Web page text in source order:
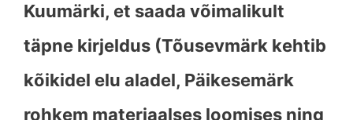
Kuumärki, et saada võimalikult
täpne kirjeldus (Tõusevmärk kehtib
kõikidel elu aladel, Päikesemärk
rohkem materiaalses loomises ning